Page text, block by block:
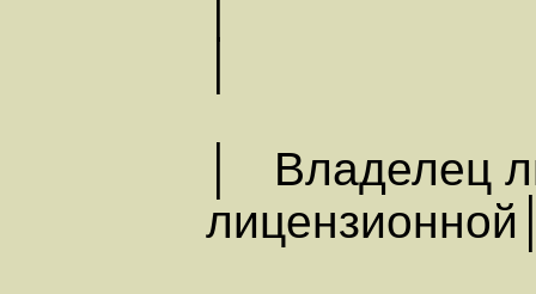
│ Владелец